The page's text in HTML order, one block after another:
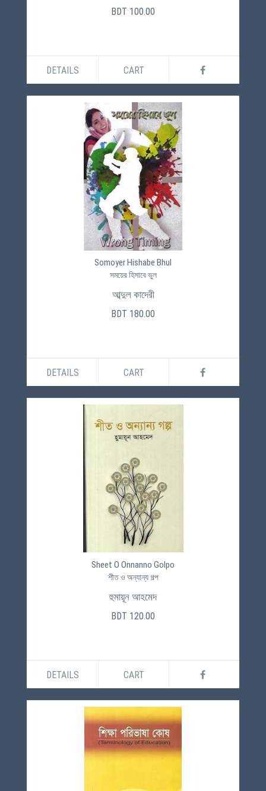
BDT 100.00
DETAILS CART
Somoyer Hishabe Bhul
সময়ের হিসাবে ভুল
আব্দুল কাদেরী
BDT 180.00
DETAILS CART
Sheet O Onnanno Golpo
শীত ও অন্যান্য গল্প
হুমায়ূন আহমেদ
BDT 120.00
DETAILS CART